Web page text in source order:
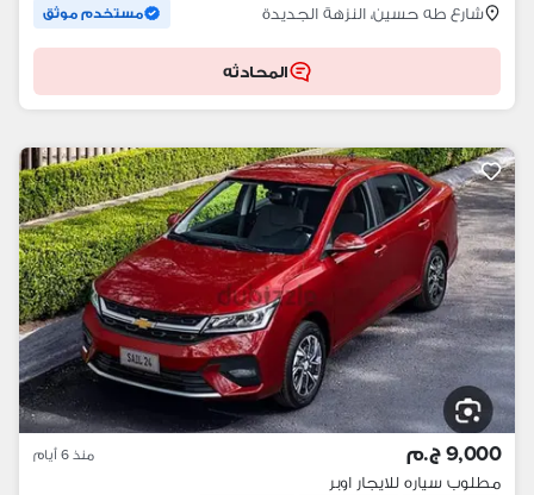
شارع طه حسين، النزهة الجديدة
مستخدم موثق
المحادثه
9,000 ج.م منذ 6 أيام
مطلوب سياره للايجار اوبر